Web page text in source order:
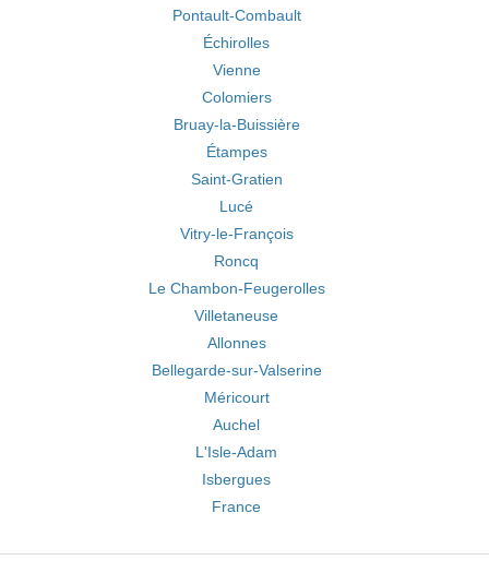
Pontault-Combault
Échirolles
Vienne
Colomiers
Bruay-la-Buissière
Étampes
Saint-Gratien
Lucé
Vitry-le-François
Roncq
Le Chambon-Feugerolles
Villetaneuse
Allonnes
Bellegarde-sur-Valserine
Méricourt
Auchel
L'Isle-Adam
Isbergues
France